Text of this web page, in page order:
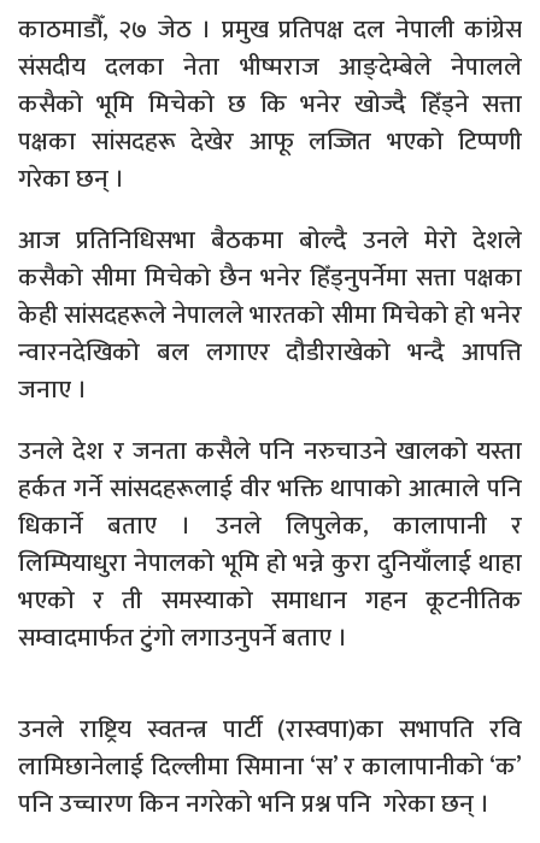
काठमाडौँ, २७ जेठ । प्रमुख प्रतिपक्ष दल नेपाली कांग्रेस
संसदीय दलका नेता भीष्मराज आङ्देम्बेले नेपालले
कसैको भूमि मिचेको छ कि भनेर खोज्दै हिँड्ने सत्ता
पक्षका सांसदहरू देखेर आफू लज्जित भएको टिप्पणी
गरेका छन् ।
आज प्रतिनिधिसभा बैठकमा बोल्दै उनले मेरो देशले
कसैको सीमा मिचेको छैन भनेर हिँड्नुपर्नेमा सत्ता पक्षका
केही सांसदहरूले नेपालले भारतको सीमा मिचेको हो भनेर
न्वारनदेखिको बल लगाएर दौडीराखेको भन्दै आपत्ति
जनाए ।
उनले देश र जनता कसैले पनि नरुचाउने खालको यस्ता
हर्कत गर्ने सांसदहरूलाई वीर भक्ति थापाको आत्माले पनि
धिकार्ने बताए । उनले लिपुलेक, कालापानी र
लिम्पियाधुरा नेपालको भूमि हो भन्ने कुरा दुनियाँलाई थाहा
भएको र ती समस्याको समाधान गहन कूटनीतिक
सम्वादमार्फत टुंगो लगाउनुपर्ने बताए ।
उनले राष्ट्रिय स्वतन्त्र पार्टी (रास्वपा)का सभापति रवि
लामिछानेलाई दिल्लीमा सिमाना ‘स’ र कालापानीको ‘क’
पनि उच्चारण किन नगरेको भनि प्रश्न पनि गरेका छन् ।